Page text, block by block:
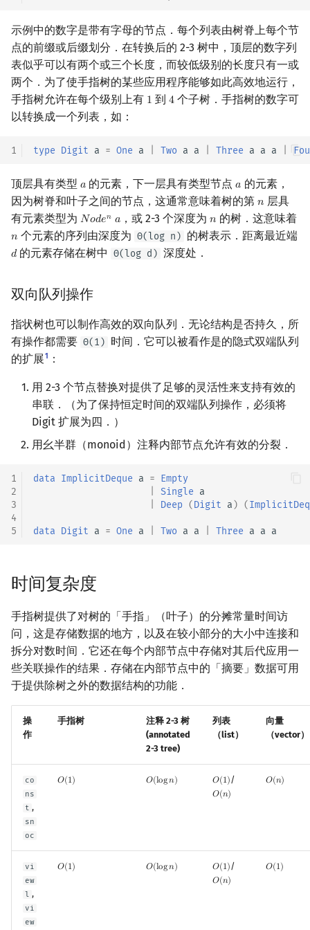
示例中的数字是带有字母的节点．每个列表由树脊上每个节
点的前缀或后缀划分．在转换后的 2-3 树中，顶层的数字列
表似乎可以有两个或三个长度，而较低级别的长度只有一或
两个．为了使手指树的某些应用程序能够如此高效地运行，
手指树允许在每个级别上有 1
1 到 4
4 个子树．手指树的数字可
以转换成一个列表，如：
1 type Digit a = One a Two a a Three a a a
顶层具有类型 𝑎
a 的元素，下一层具有类型节点𝑎
a 的元素，
因为树脊和叶子之间的节点，这通常意味着树的第 𝑛
n 层具
有元素类型为 𝑁𝑜𝑑𝑒𝑛
Noden 𝑎
a ，或 2-3 个深度为𝑛
n 的树．这意味着
𝑛
n 个元素的序列由深度为 Θ(log n) 的树表示．距离最近端
𝑑
d的元素存储在树中 Θ(log d) 深度处．
双向队列操作
指状树也可以制作高效的双向队列．无论结构是否持久，所
有操作都需要 Θ(1) 时间．它可以被看作是的隐式双端队列
的扩展1 ：
用 2-3 个节点替换对提供了足够的灵活性来支持有效的
串联．（为了保持恒定时间的双端队列操作，必须将
Digit 扩展为四．）
用幺半群（monoid）注释内部节点允许有效的分裂．
1
2
3
4
5
data ImplicitDeque a = Empty
Single a
Deep (Digit a) (
data Digit a = One a Two a a Three a a a
时间复杂度
手指树提供了对树的「手指」（叶子）的分摊常量时间访
问，这是存储数据的地方，以及在较小部分的大小中连接和
拆分对数时间．它还在每个内部节点中存储对其后代应用一
些关联操作的结果．存储在内部节点中的「摘要」数据可用
于提供除树之外的数据结构的功能．
操
作
手指树
注释 2-3 树
(annotated
2-3 tree)
列表
（list）
向量
（vector）
co
ns
t ,
sn
oc
𝑂(1)
O(1) 𝑂(log𝑛)
O(logn) 𝑂(1)
O(1) /
𝑂(𝑛)
O(n)
𝑂(𝑛)
O(n)
vi
ew
l ,
vi
ew
𝑂(1)
O(1) 𝑂(log𝑛)
O(logn) 𝑂(1)
O(1) /
𝑂(𝑛)
O(n)
𝑂(1)
O(1)